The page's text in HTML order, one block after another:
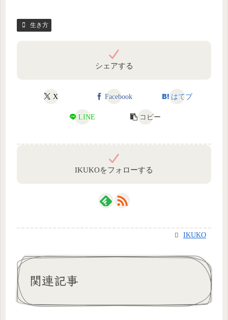
生き方
シェアする
X Facebook はてブ
LINE コピー
IKUKOをフォローする
IKUKO
関連記事